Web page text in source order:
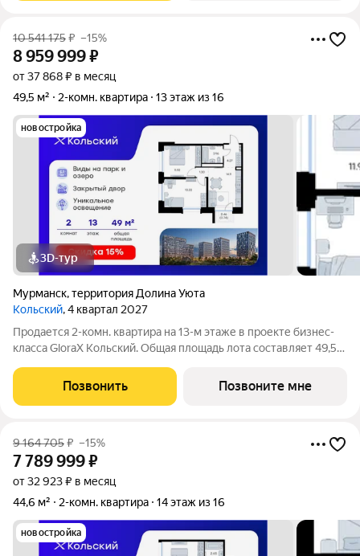
10 541 175₽ –15%
8 959 999₽
от 37 868 ₽ в месяц
49,5 м²
2-комн. квартира 13 этаж из 16
новостройка
3D-тур
Мурманск,территория Долина Уюта
Кольский, 4 квартал 2027
Продается 2-комн. квартира на 13-м этаже в проекте бизнес-
класса GloraX Кольский. Общая площадь лота составляет 49,52
под кухонную зону. Номер квартиры - 372. Старт продаж!
Преимущества
Позвонить Позвоните мне
9 164 705₽ –15%
7 789 999₽
от 32 923 ₽ в месяц
44,6 м²
2-комн. квартира 14 этаж из 16
новостройка